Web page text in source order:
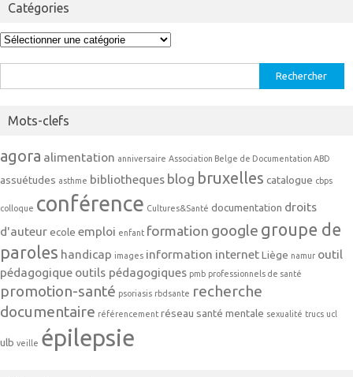
Catégories
Catégories
Mots-clefs
agora alimentation anniversaire Association Belge de Documentation ABD
assuétudes asthme bibliotheques blog bruxelles catalogue cbps
colloque conférence Cultures&Santé documentation droits
d'auteur ecole emploi enfant formation google groupe de
paroles handicap images information internet Liège namur outil
pédagogique outils pédagogiques pmb professionnels de santé
promotion-santé psoriasis rbdsante recherche
documentaire référencement réseau santé mentale sexualité trucs ucl
ulb veille épilepsie